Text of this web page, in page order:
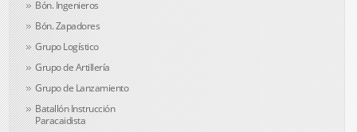
Bón. Ingenieros
Bón. Zapadores
Grupo Logístico
Grupo de Artillería
Grupo de Lanzamiento
Batallón Instrucción
Paracaidista